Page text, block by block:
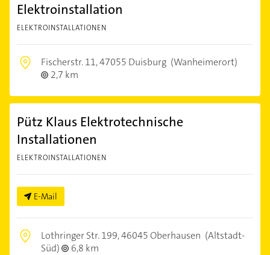
Elektroinstallation
ELEKTROINSTALLATIONEN
Fischerstr. 11,47055 Duisburg (Wanheimerort)
2,7 km
Pütz Klaus Elektrotechnische
Installationen
ELEKTROINSTALLATIONEN
E-Mail
Lothringer Str. 199,46045 Oberhausen (Altstadt-
Süd)
6,8 km